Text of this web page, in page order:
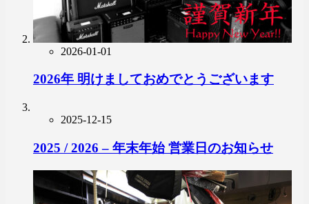
2026-01-01
2026年 明けましておめでとうございます
2025-12-15
2025 / 2026 – 年末年始 営業日のお知らせ